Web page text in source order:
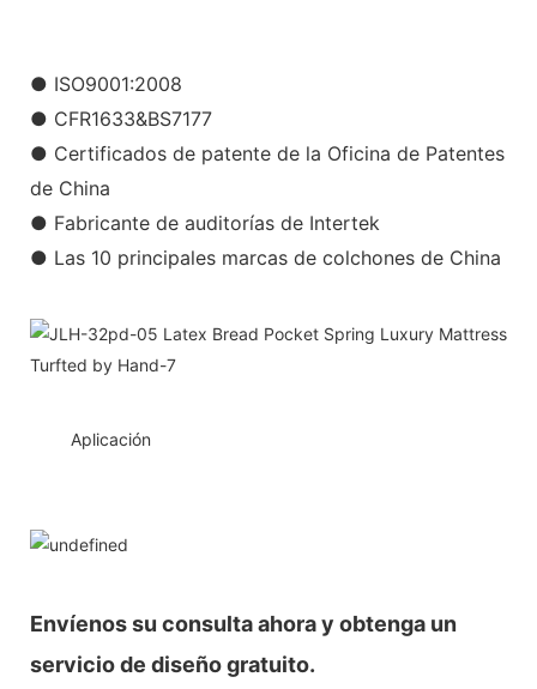
● ISO9001:2008
● CFR1633&BS7177
● Certificados de patente de la Oficina de Patentes
de China
● Fabricante de auditorías de Intertek
● Las 10 principales marcas de colchones de China
Aplicación
Envíenos su consulta ahora y obtenga un
servicio de diseño gratuito.